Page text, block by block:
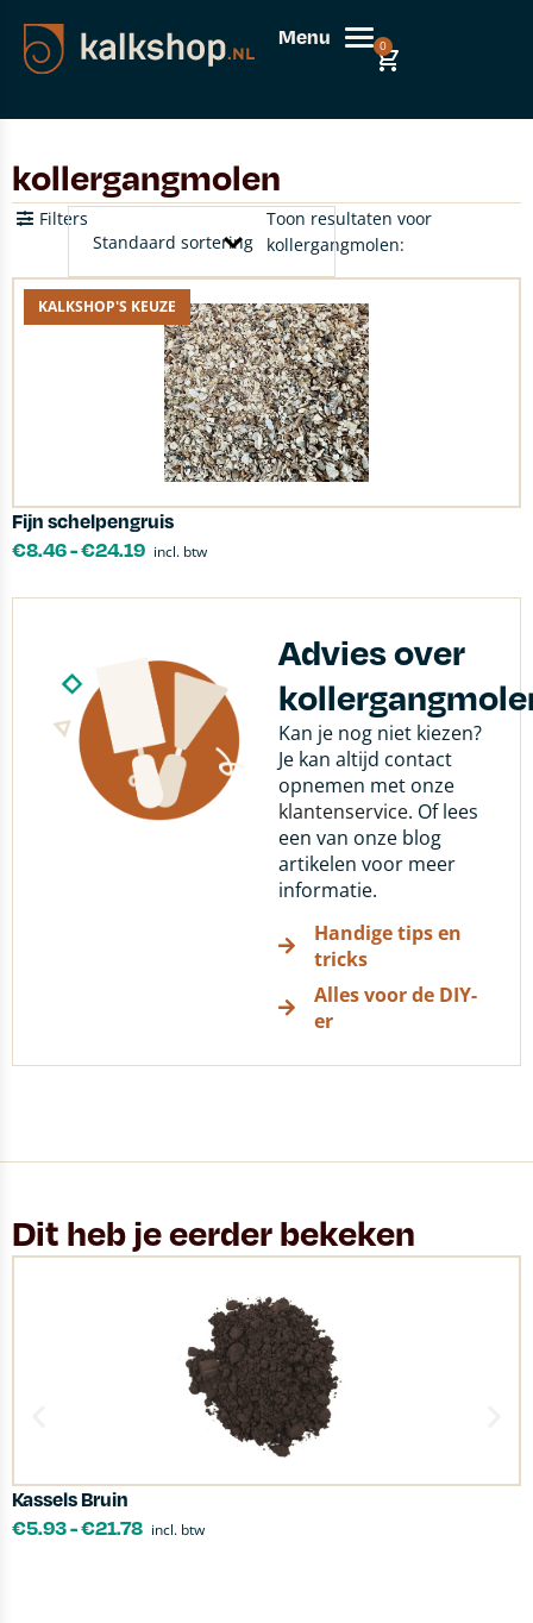
Menu 0
kollergangmolen
Toon resultaten voor
kollergangmolen:
Filters
KALKSHOP'S KEUZE
Fijn schelpengruis
€8.46-€24.19 incl. btw
Advies over
Kan je nog niet kiezen?
Je kan altijd contact
opnemen met onze
klantenservice. Of lees
een van onze blog
artikelen voor meer
informatie.
Handige tips en
tricks
Alles voor de DIY-
er
Dit heb je eerder bekeken
Kassels Bruin
€5.93-€21.78 incl. btw